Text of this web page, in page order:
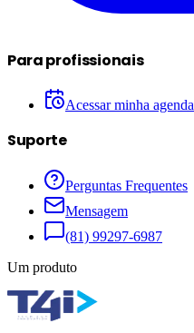
Para profissionais
Acessar minha agenda
Suporte
Perguntas Frequentes
Mensagem
(81) 99297-6987
Um produto